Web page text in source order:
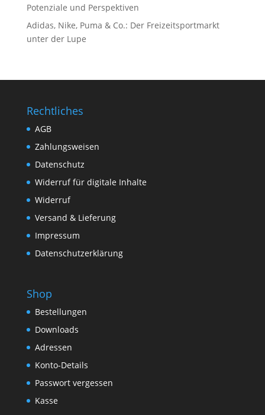
Potenziale und Perspektiven
Adidas, Nike, Puma & Co.: Der Freizeitsportmarkt
unter der Lupe
Rechtliches
AGB
Zahlungsweisen
Datenschutz
Widerruf für digitale Inhalte
Widerruf
Versand & Lieferung
Impressum
Datenschutzerklärung
Shop
Bestellungen
Downloads
Adressen
Konto-Details
Passwort vergessen
Kasse